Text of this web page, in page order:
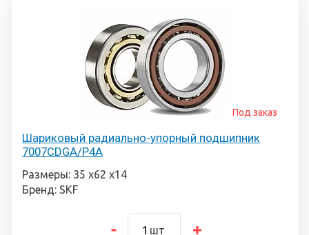
Шариковый радиально-упорный подшипник
7007CDGA/P4A
Под заказ
Размеры: 35 х62 х14
Бренд: SKF
шт